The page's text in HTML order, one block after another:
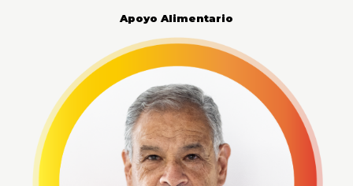
Apoyo Alimentario